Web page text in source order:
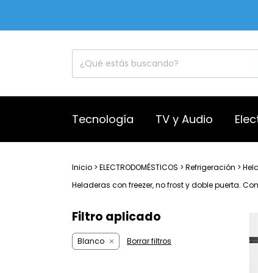
Tecnología TV y Audio
Inicio > ELECTRODOMÉSTICOS > Refrigeración >
Heladeras con freezer, no frost y doble puerta.
Filtro aplicado
Blanco Borrar filtros